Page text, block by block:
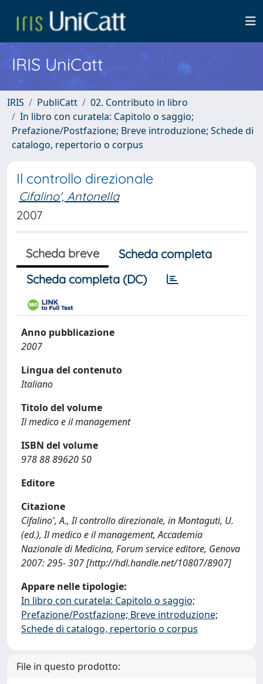
IRIS UniCatt
IRIS PubliCatt
02. Contributo in libro
In libro con curatela: Capitolo o saggio;
Prefazione/Postfazione; Breve introduzione; Schede di
catalogo, repertorio o corpus
Il controllo direzionale
Cifalino', Antonella
2007
Scheda breve
Scheda completa
Scheda completa (DC)
Anno pubblicazione
2007
Lingua del contenuto
Italiano
Titolo del volume
Il medico e il management
ISBN del volume
978 88 89620 50
Editore
Citazione
Cifalino', A., Il controllo direzionale, in Montaguti, U.
(ed.), Il medico e il management, Accademia
Nazionale di Medicina, Forum service editore, Genova
2007: 295- 307 [http://hdl.handle.net/10807/8907]
Appare nelle tipologie:
In libro con curatela: Capitolo o saggio;
Prefazione/Postfazione; Breve introduzione;
Schede di catalogo, repertorio o corpus
File in questo prodotto: